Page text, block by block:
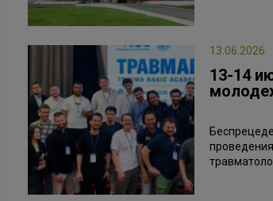
13.06.2026
13-14